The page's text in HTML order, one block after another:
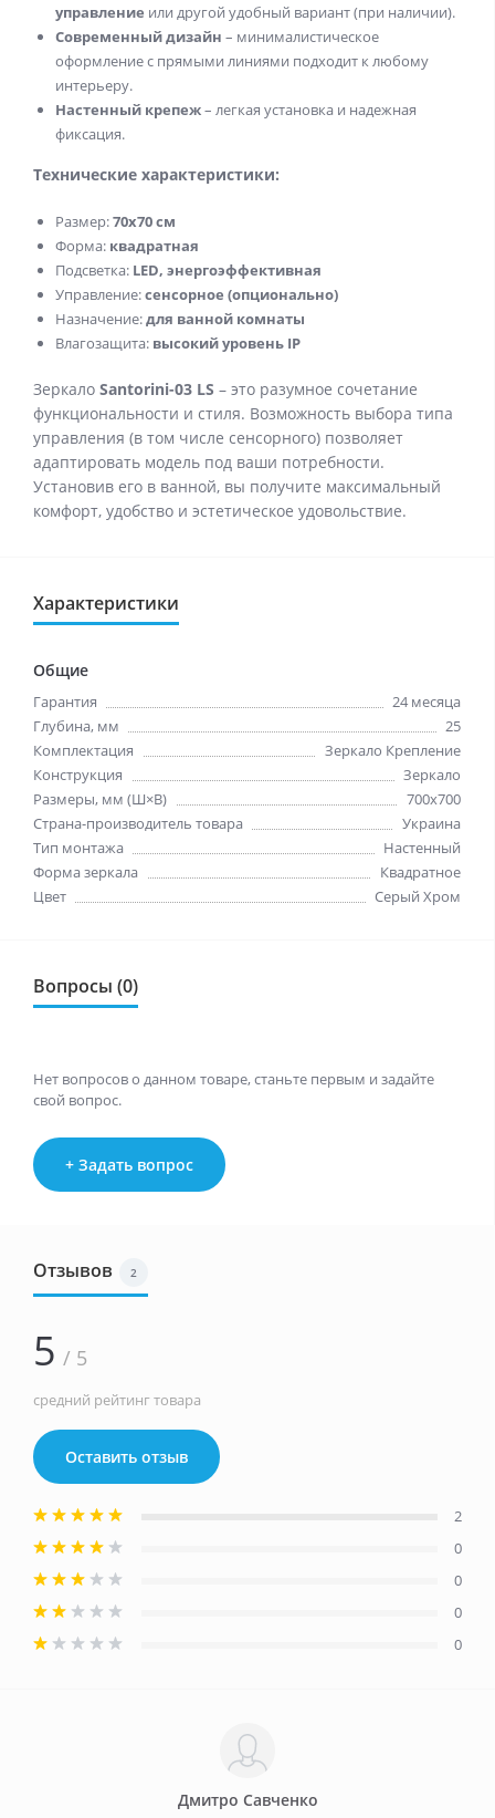
управление или другой удобный вариант (при наличии).
Современный дизайн – минималистическое
оформление с прямыми линиями подходит к любому
интерьеру.
Настенный крепеж– легкая установка и надежная
фиксация.
Технические характеристики:
Размер:70x70 см
Форма: квадратная
Подсветка: LED, энергоэффективная
Управление:сенсорное (опционально)
Назначение:для ванной комнаты
Влагозащита: высокий уровень IP
Зеркало Santorini-03 LS – это разумное сочетание
функциональности и стиля. Возможность выбора типа
управления (в том числе сенсорного) позволяет
адаптировать модель под ваши потребности.
Установив его в ванной, вы получите максимальный
комфорт, удобство и эстетическое удовольствие.
Характеристики
Общие
Гарантия
24 месяца
Глубина, мм
25
Комплектация
Зеркало Крепление
Конструкция
Зеркало
Размеры, мм (Ш×В)
700x700
Страна-производитель товара
Украина
Тип монтажа
Настенный
Форма зеркала
Квадратное
Цвет
Серый Хром
Вопросы (0)
Нет вопросов о данном товаре, станьте первым и задайте
свой вопрос.
+ Задать вопрос
Отзывов 2
5 / 5
средний рейтинг товара
Оставить отзыв
2
0
0
0
0
Дмитро Савченко